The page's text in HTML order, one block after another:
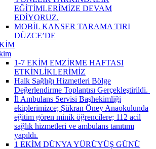
EĞİTİMLERİMİZE DEVAM
EDİYORUZ.
MOBİL KANSER TARAMA TIRI
DÜZCE’DE
1-7 EKİM EMZİRME HAFTASI
ETKİNLİKLERİMİZ
Halk Sağlığı Hizmetleri Bölge
Değerlendirme Toplantısı Gerçekleştirildi. ​
İl Ambulans Servisi Başhekimliği
ekiplerimizce; Şükran Öney Anaokulunda
eğitim gören minik öğrencilere; 112 acil
sağlık hizmetleri ve ambulans tanıtımı
yapıldı.
1 EKİM DÜNYA YÜRÜYÜŞ GÜNÜ